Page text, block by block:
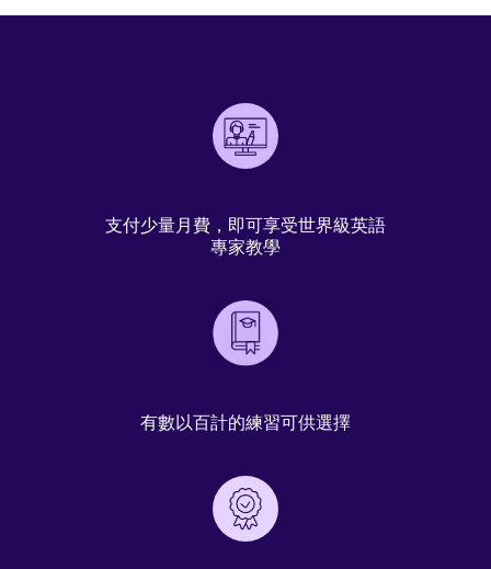
支付少量月費，即可享受世界級英語
專家教學
有數以百計的練習可供選擇